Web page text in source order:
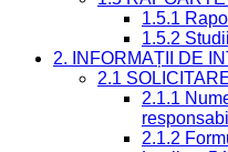
1.5.1
1.5.2
2. INFORMAȚII DE
2.1
2.1.1
2.1.2